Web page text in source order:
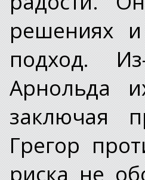
решениях
подход.
Арнольда
заключая
Грегор
риска не